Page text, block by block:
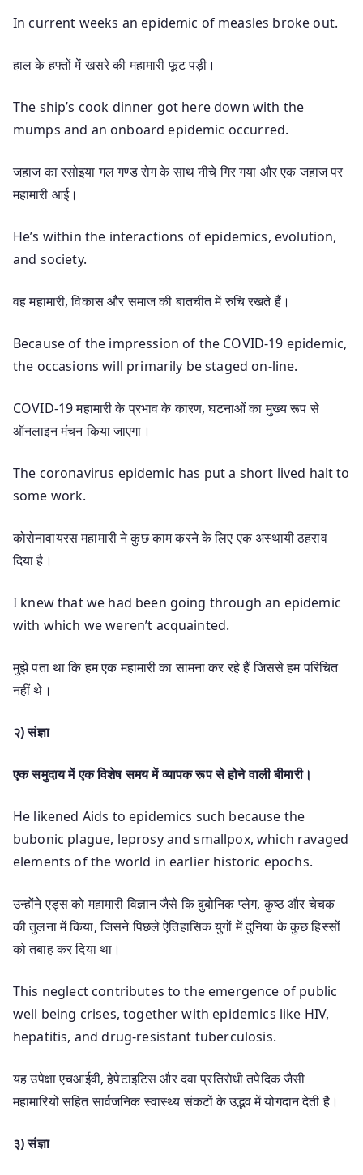
In current weeks an epidemic of measles broke out.
हाल के हफ्तों में खसरे की महामारी फूट पड़ी।
The ship’s cook dinner got here down with the
mumps and an onboard epidemic occurred.
जहाज का रसोइया गल गण्ड रोग के साथ नीचे गिर गया और एक जहाज पर
महामारी आई।
He’s within the interactions of epidemics, evolution,
and society.
वह महामारी, विकास और समाज की बातचीत में रुचि रखते हैं।
Because of the impression of the COVID-19 epidemic,
the occasions will primarily be staged on-line.
COVID-19 महामारी के प्रभाव के कारण, घटनाओं का मुख्य रूप से
ऑनलाइन मंचन किया जाएगा।
The coronavirus epidemic has put a short lived halt to
some work.
कोरोनावायरस महामारी ने कुछ काम करने के लिए एक अस्थायी ठहराव
दिया है।
I knew that we had been going through an epidemic
with which we weren’t acquainted.
मुझे पता था कि हम एक महामारी का सामना कर रहे हैं जिससे हम परिचित
नहीं थे।
२) संज्ञा
एक समुदाय में एक विशेष समय में व्यापक रूप से होने वाली बीमारी।
He likened Aids to epidemics such because the
bubonic plague, leprosy and smallpox, which ravaged
elements of the world in earlier historic epochs.
उन्होंने एड्स को महामारी विज्ञान जैसे कि बुबोनिक प्लेग, कुष्ठ और चेचक
की तुलना में किया, जिसने पिछले ऐतिहासिक युगों में दुनिया के कुछ हिस्सों
को तबाह कर दिया था।
This neglect contributes to the emergence of public
well being crises, together with epidemics like HIV,
hepatitis, and drug-resistant tuberculosis.
यह उपेक्षा एचआईवी, हेपेटाइटिस और दवा प्रतिरोधी तपेदिक जैसी
महामारियों सहित सार्वजनिक स्वास्थ्य संकटों के उद्भव में योगदान देती है।
३) संज्ञा